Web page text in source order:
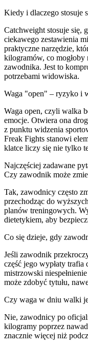
Kiedy i dlaczego stosuje
Catchweight stosuje się,
ciekawego zestawienia
praktyczne narzędzie,
kilogramów, co
zawodnika. Jest to
potrzebami widowiska.
Waga "open" – ryzyko i
Waga open, czyli walka
emocje. Otwiera ona
z punktu widzenia
Freak Fights stanowi
klatce liczy się nie tylko
Najczęściej zadawane
Czy zawodnik może
Tak, zawodnicy często
przechodząc do
planów treningowych.
dietetykiem, aby
Co się dzieje, gdy
Jeśli zawodnik
część jego wypłaty
mistrzowski
może zdobyć tytułu,
Czy waga w dniu walki
Nie, zawodnicy po
kilogramy poprzez
znacznie więcej niż